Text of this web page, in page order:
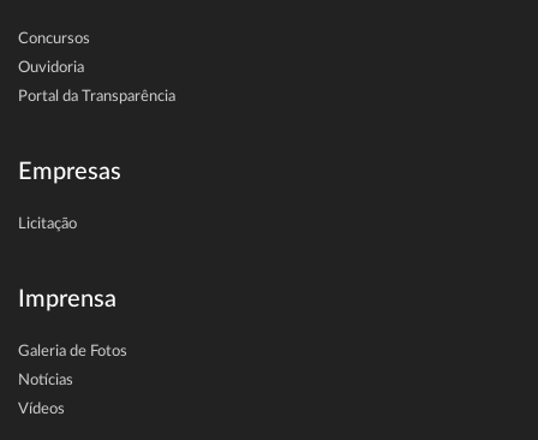
Concursos
Ouvidoria
Portal da Transparência
Empresas
Licitação
Imprensa
Galeria de Fotos
Notícias
Vídeos